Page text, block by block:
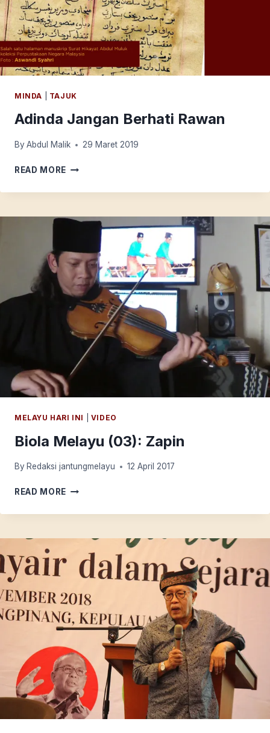
MINDA TAJUK
Adinda Jangan Berhati Rawan
By Abdul Malik 29 Maret 2019
READ MORE ADINDA
BERHATI
MELAYU HARI INI VIDEO
Biola Melayu (03): Zapin
By Redaksi jantungmelayu 12 April 2017
READ MORE BIOLA
(03):